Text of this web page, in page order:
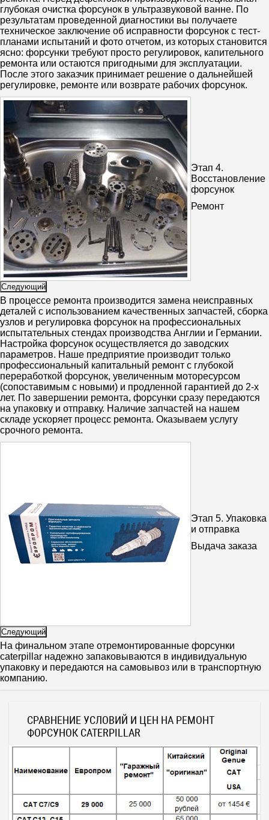
глубокая очистка форсунок в ультразвуковой ванне. По
результатам проведенной диагностики вы получаете
техническое заключение об исправности форсунок с тест-
планами испытаний и фото отчетом, из которых становится
ясно: форсунки требуют просто регулировок, капительного
ремонта или остаются пригодными для эксплуатации.
После этого заказчик принимает решение о дальнейшей
регулировке, ремонте или возврате рабочих форсунок.
Этап 4.
Восстановление
форсунок
Ремонт
Следующий
В процессе ремонта производится замена неисправных
деталей с использованием качественных запчастей, сборка
узлов и регулировка форсунок на профессиональных
испытательных стендах производства Англии и Германии.
Настройка форсунок осуществляется до заводских
параметров. Наше предприятие производит только
профессиональный капитальный ремонт с глубокой
переработкой форсунок, увеличенным моторесурсом
(сопоставимым с новыми) и продленной гарантией до 2-х
лет. По завершении ремонта, форсунки сразу передаются
на упаковку и отправку. Наличие запчастей на нашем
складе ускоряет процесс ремонта. Оказываем услугу
срочного ремонта.
Этап 5. Упаковка
и отправка
Выдача заказа
Следующий
На финальном этапе отремонтированные форсунки
caterpillar надежно запаковываются в индивидуальную
упаковку и передаются на самовывоз или в транспортную
компанию.
СРАВНЕНИЕ УСЛОВИЙ И ЦЕН НА РЕМОНТ
ФОРСУНОК CATERPILLAR